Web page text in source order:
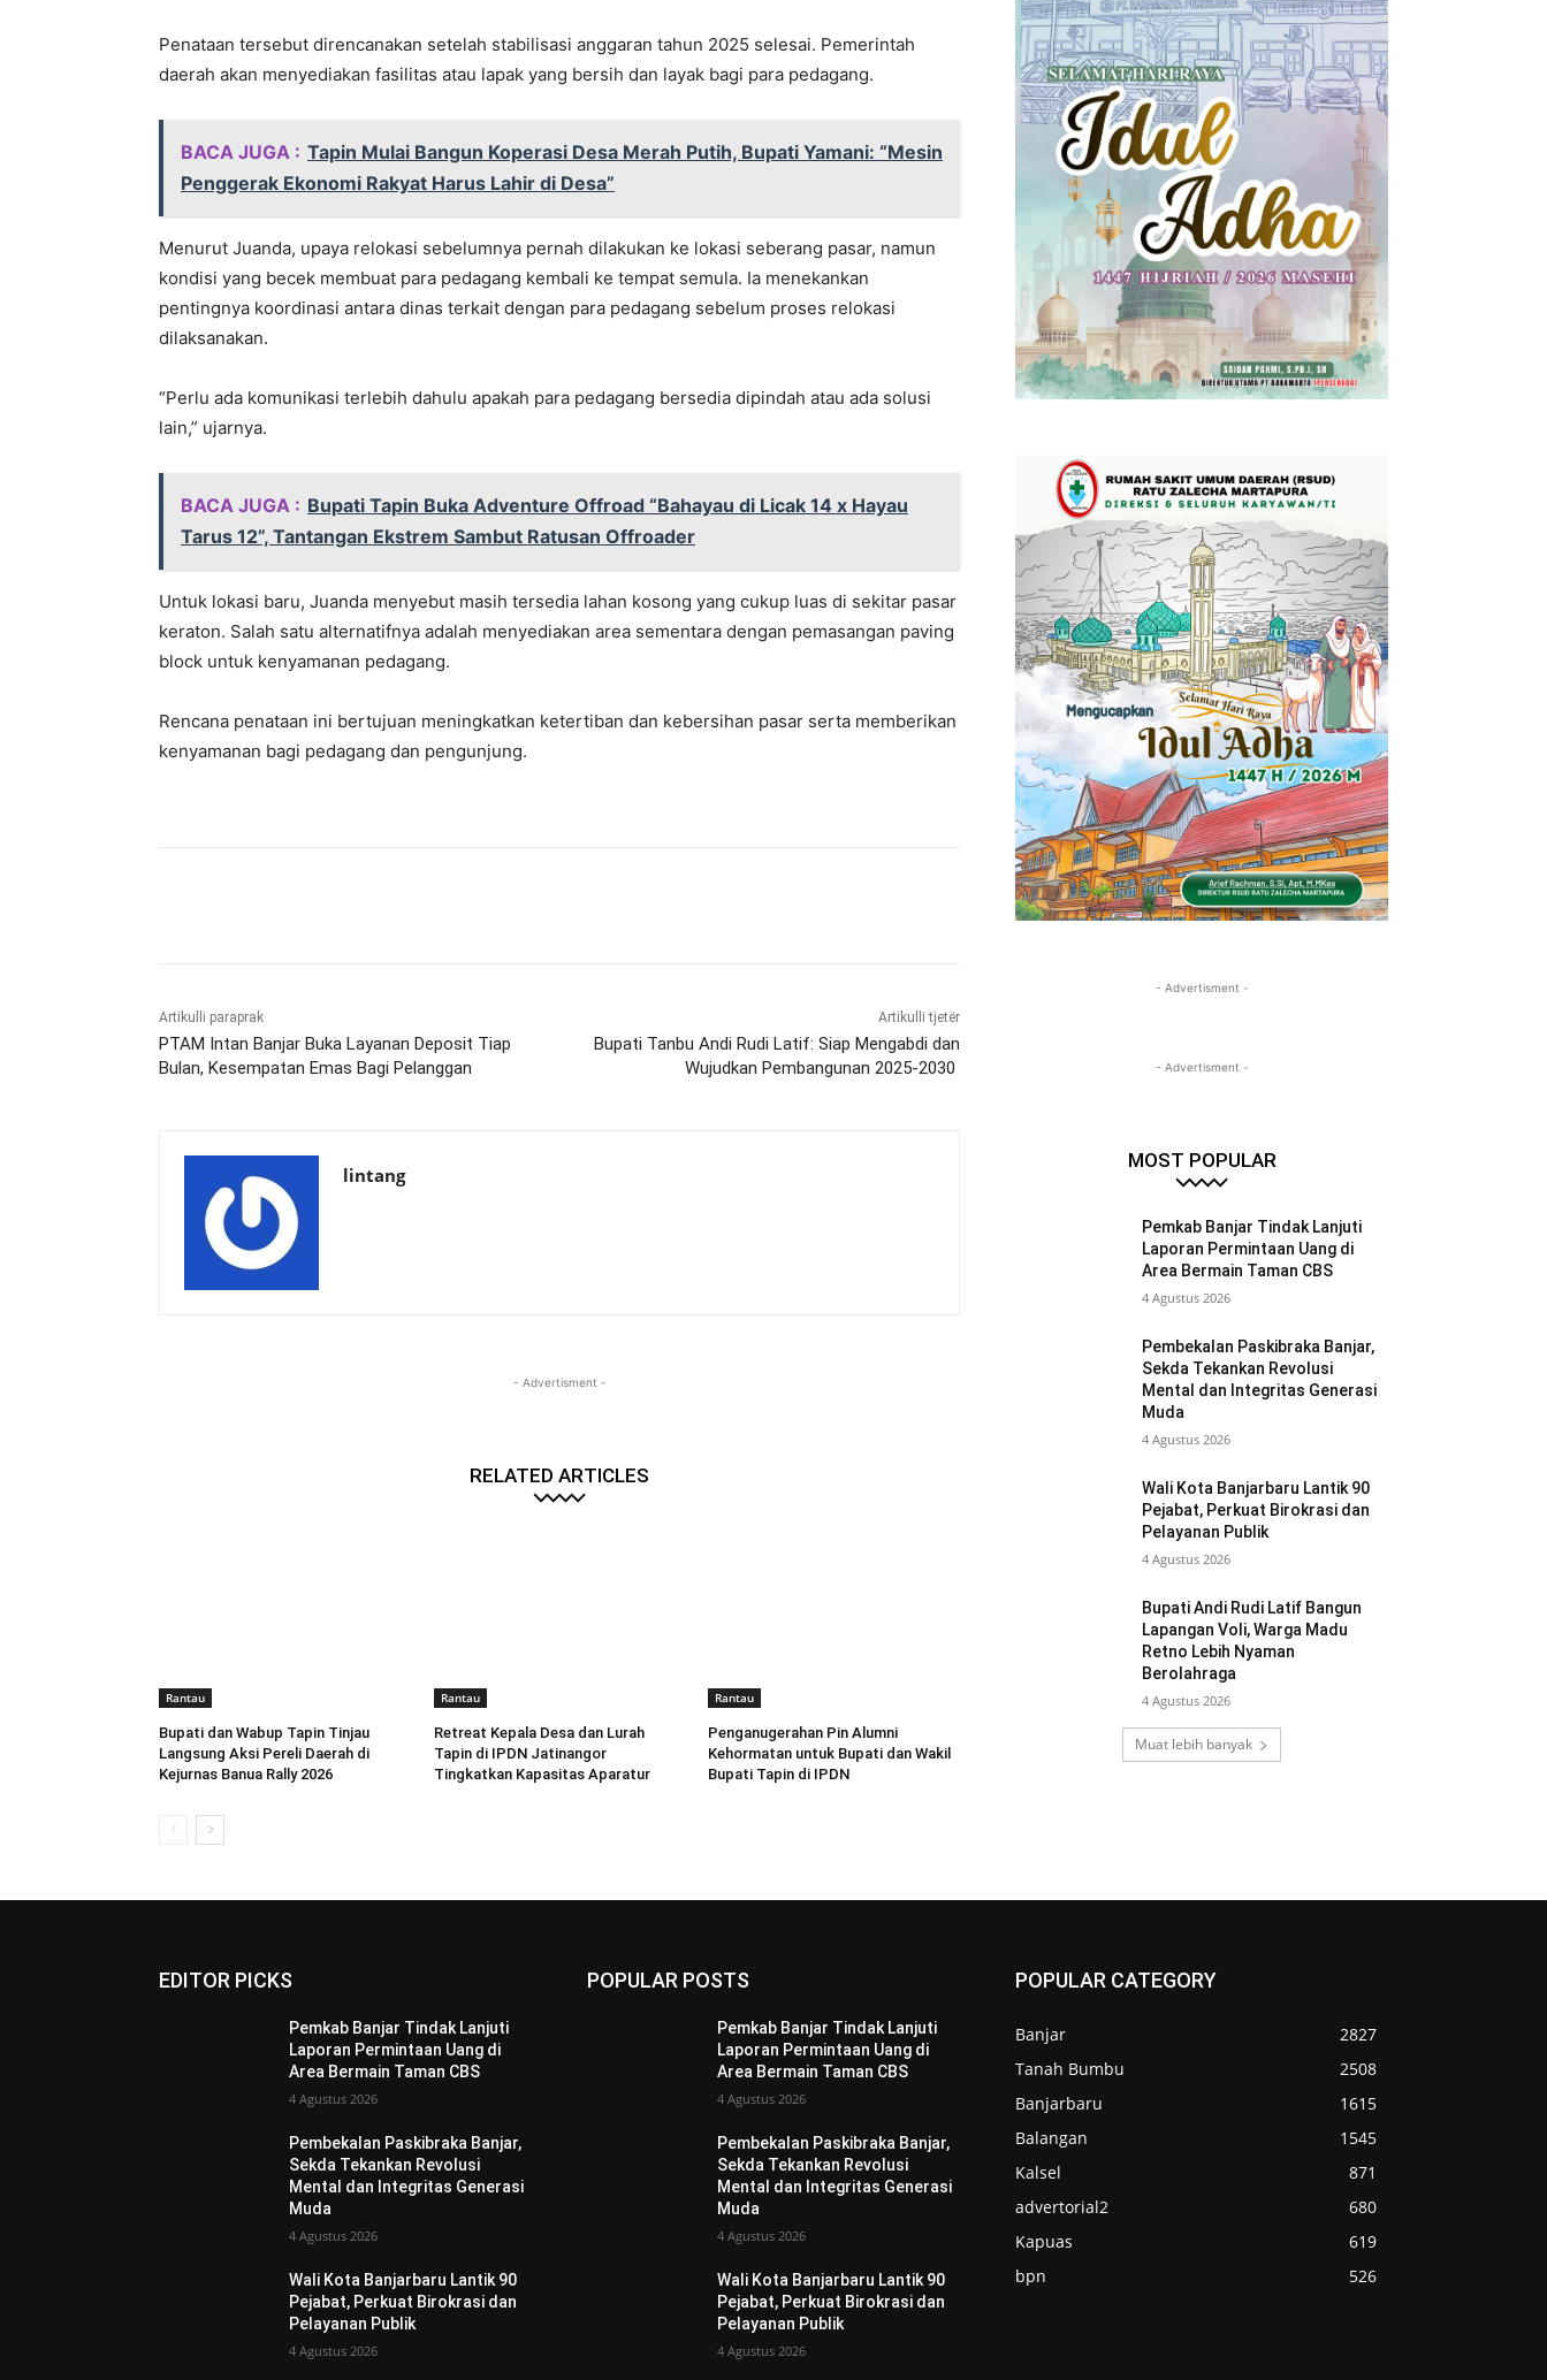
Penataan tersebut direncanakan setelah stabilisasi anggaran tahun 2025 selesai. Pemerintah
daerah akan menyediakan fasilitas atau lapak yang bersih dan layak bagi para pedagang.
BACA JUGA : Tapin Mulai Bangun Koperasi Desa Merah Putih, Bupati Yamani: “Mesin
Penggerak Ekonomi Rakyat Harus Lahir di Desa”
Menurut Juanda, upaya relokasi sebelumnya pernah dilakukan ke lokasi seberang pasar, namun
kondisi yang becek membuat para pedagang kembali ke tempat semula. Ia menekankan
pentingnya koordinasi antara dinas terkait dengan para pedagang sebelum proses relokasi
dilaksanakan.
“Perlu ada komunikasi terlebih dahulu apakah para pedagang bersedia dipindah atau ada solusi
lain,” ujarnya.
BACA JUGA : Bupati Tapin Buka Adventure Offroad “Bahayau di Licak 14 x Hayau
Tarus 12”, Tantangan Ekstrem Sambut Ratusan Offroader
Untuk lokasi baru, Juanda menyebut masih tersedia lahan kosong yang cukup luas di sekitar pasar
keraton. Salah satu alternatifnya adalah menyediakan area sementara dengan pemasangan paving
block untuk kenyamanan pedagang.
Rencana penataan ini bertujuan meningkatkan ketertiban dan kebersihan pasar serta memberikan
kenyamanan bagi pedagang dan pengunjung.
Artikulli paraprak
PTAM Intan Banjar Buka Layanan Deposit Tiap
Bulan, Kesempatan Emas Bagi Pelanggan
Artikulli tjetër
Bupati Tanbu Andi Rudi Latif: Siap Mengabdi dan
Wujudkan Pembangunan 2025-2030
lintang
- Advertisment -
RELATED ARTICLES
Rantau
Bupati dan Wabup Tapin Tinjau
Langsung Aksi Pereli Daerah di
Kejurnas Banua Rally 2026
Rantau
Retreat Kepala Desa dan Lurah
Tapin di IPDN Jatinangor
Tingkatkan Kapasitas Aparatur
Rantau
Penganugerahan Pin Alumni
Kehormatan untuk Bupati dan Wakil
Bupati Tapin di IPDN
- Advertisment -
- Advertisment -
MOST POPULAR
Pemkab Banjar Tindak Lanjuti
Laporan Permintaan Uang di
Area Bermain Taman CBS
4 Agustus 2026
Pembekalan Paskibraka Banjar,
Sekda Tekankan Revolusi
Mental dan Integritas Generasi
Muda
4 Agustus 2026
Wali Kota Banjarbaru Lantik 90
Pejabat, Perkuat Birokrasi dan
Pelayanan Publik
4 Agustus 2026
Bupati Andi Rudi Latif Bangun
Lapangan Voli, Warga Madu
Retno Lebih Nyaman
Berolahraga
4 Agustus 2026
Muat lebih banyak
EDITOR PICKS
Pemkab Banjar Tindak Lanjuti
Laporan Permintaan Uang di
Area Bermain Taman CBS
4 Agustus 2026
Pembekalan Paskibraka Banjar,
Sekda Tekankan Revolusi
Mental dan Integritas Generasi
Muda
4 Agustus 2026
Wali Kota Banjarbaru Lantik 90
Pejabat, Perkuat Birokrasi dan
Pelayanan Publik
4 Agustus 2026
POPULAR POSTS
Pemkab Banjar Tindak Lanjuti
Laporan Permintaan Uang di
Area Bermain Taman CBS
4 Agustus 2026
Pembekalan Paskibraka Banjar,
Sekda Tekankan Revolusi
Mental dan Integritas Generasi
Muda
4 Agustus 2026
Wali Kota Banjarbaru Lantik 90
Pejabat, Perkuat Birokrasi dan
Pelayanan Publik
4 Agustus 2026
POPULAR CATEGORY
Banjar
2827
Tanah Bumbu
2508
Banjarbaru
1615
Balangan
1545
Kalsel
871
advertorial2
680
Kapuas
619
bpn
526